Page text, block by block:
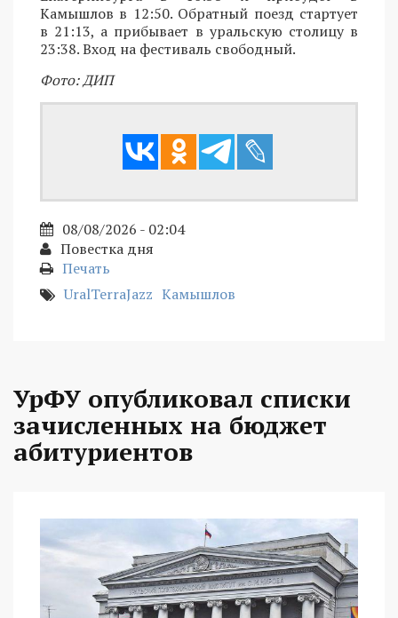
Камышлов в 12:50. Обратный поезд стартует
в 21:13, а прибывает в уральскую столицу в
23:38. Вход на фестиваль свободный.
Фото: ДИП
08/08/2026 - 02:04
Повестка дня
Печать
UralTerraJazz Камышлов
УрФУ опубликовал списки
зачисленных на бюджет
абитуриентов